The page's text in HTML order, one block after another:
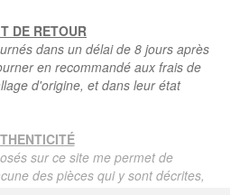
DE RETOUR
dans un délai de 8 jours après
en recommandé aux frais de
d'origine, et dans leur état
sur ce site me permet de
des pièces qui y sont décrites,